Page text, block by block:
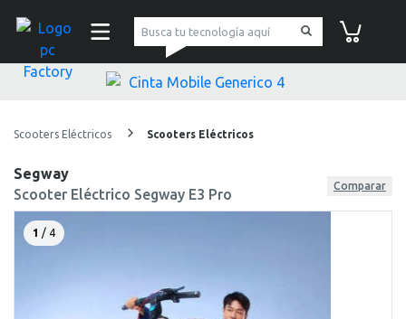
pc Factory
Scooters Eléctricos Scooters Eléctricos
Segway
Scooter Eléctrico Segway E3 Pro
Comparar
1 / 4